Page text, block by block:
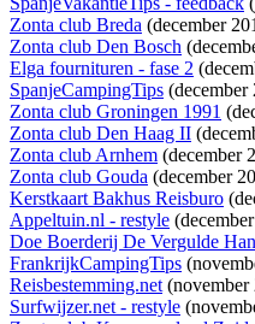
Zonta club Breda (december
Zonta club Den Bosch
Elga fournituren - fase 2
SpanjeCampingTips (december
Zonta club Groningen 1991
Zonta club Den Haag II
Zonta club Arnhem (december
Zonta club Gouda (december
Kerstkaart Bakhus Reisburo
Appeltuin.nl - restyle
Doe Boerderij De Vergulde
FrankrijkCampingTips
Reisbestemming.net(november
Surfwijzer.net - restyle